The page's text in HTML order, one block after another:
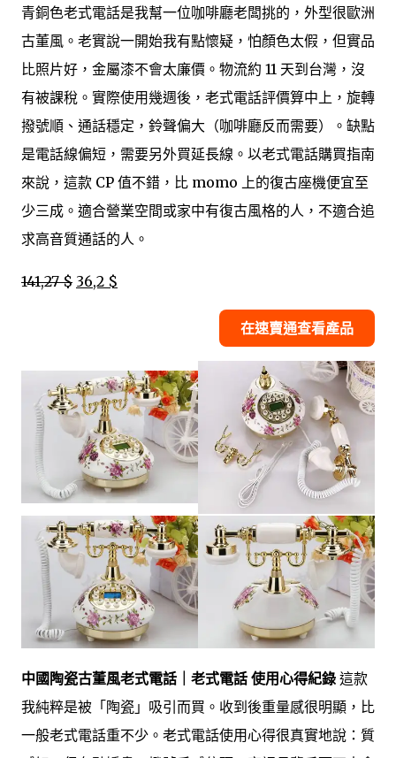
青銅色老式電話是我幫一位咖啡廳老闆挑的，外型很歐洲
古董風。老實說一開始我有點懷疑，怕顏色太假，但實品
比照片好，金屬漆不會太廉價。物流約 11 天到台灣，沒
有被課稅。實際使用幾週後，老式電話評價算中上，旋轉
撥號順、通話穩定，鈴聲偏大（咖啡廳反而需要）。缺點
是電話線偏短，需要另外買延長線。以老式電話購買指南
來說，這款 CP 值不錯，比 momo 上的復古座機便宜至
少三成。適合營業空間或家中有復古風格的人，不適合追
求高音質通話的人。
141,27 $ 36,2 $
在速賣通查看產品
中國陶瓷古董風老式電話｜老式電話 使用心得紀錄 這款
我純粹是被「陶瓷」吸引而買。收到後重量感很明顯，比
一般老式電話重不少。老式電話使用心得很真實地說：質